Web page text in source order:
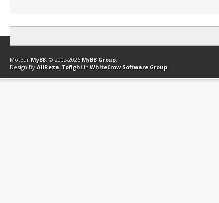
Contact Club Affiliation Retourner en haut Version bas-débit
Moteur MyBB, © 2002-2026 MyBB Group.
Design By AliReza_Tofighi In WhiteCrow Software Group.